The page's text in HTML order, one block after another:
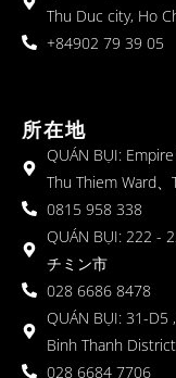
Thu Duc city, Ho
+84902 79 39 05
所在地
QUÁN BỤI:
Thu Thiem Ward
0815 958 338
QUÁN BỤI: 222 -
チミン市
028 6686 8478
QUÁN BỤI: 31-D5
Binh Thanh
028 6684 7706